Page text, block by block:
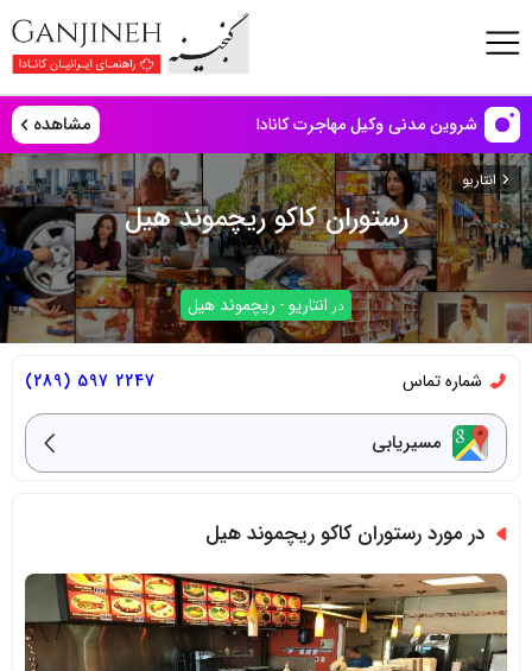
شروین مدنی وکیل مهاجرت کانادا مشاهده
انتاریو
رستوران کاکو ریچموند هیل
در انتاریو - ریچموند هیل
شماره تماس 2247 597 (289)
مسیریابی
در مورد رستوران کاکو ریچموند هیل